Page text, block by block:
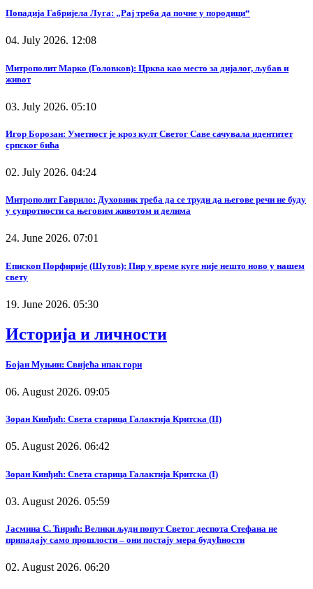
Попадија Габријела Луга: „Рај треба да почне у породици“
04. July 2026. 12:08
Митрополит Марко (Головков): Црква као место за дијалог, љубав и
живот
03. July 2026. 05:10
Игор Борозан: Уметност је кроз култ Светог Саве сачувала идентитет
српског бића
02. July 2026. 04:24
Митрополит Гаврило: Духовник треба да се труди да његове речи не буду
у супротности са његовим животом и делима
24. June 2026. 07:01
Епископ Порфирије (Шутов): Пир у време куге није нешто ново у нашем
свету
19. June 2026. 05:30
Историја и личности
Бојан Муњин: Свијећа ипак гори
06. August 2026. 09:05
Зоран Кинђић: Света старица Галактија Критска (II)
05. August 2026. 06:42
Зоран Кинђић: Света старица Галактија Критска (I)
03. August 2026. 05:59
Јасмина С. Ћирић: Велики људи попут Светог деспота Стефана не
припадају само прошлости – они постају мера будућности
02. August 2026. 06:20